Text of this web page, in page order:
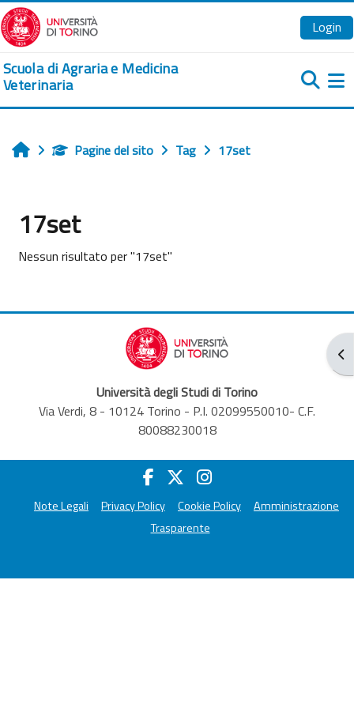
Vai al contenuto principale
Login
Scuola di Agraria e Medicina
Veterinaria
HomePagine del sito Tag 17set
17set
Nessun risultato per "17set"
Università degli Studi di Torino
Via Verdi, 8 - 10124 Torino - P.I. 02099550010- C.F.
80088230018
Note Legali Privacy Policy Cookie Policy
Amministrazione
Trasparente